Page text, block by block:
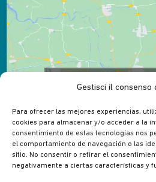
Gestisci il consenso
Para ofrecer las mejores experiencias,
cookies para almacenar y/o acceder a la
consentimiento de estas tecnologías nos
el comportamiento de navegación o las
sitio. No consentir o retirar el
negativamente a ciertas características y
Fai clic per accettare i